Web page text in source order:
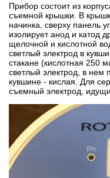
Прибор состоит из
съемной крышки. В
начинка, сверху панель
изолирует анод и катод
щелочной и кислотной
светлый электрод в
стакане (кислотная 250
светлый электрод, в нем
кувшине - кислая. Для
съемный электрод,